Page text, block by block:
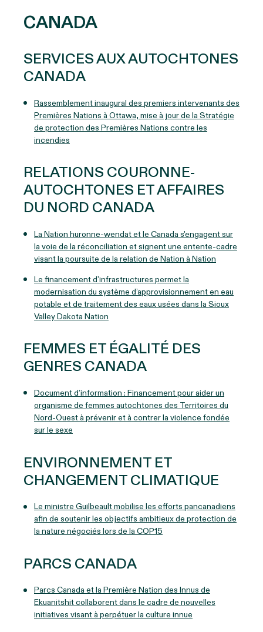
CANADA
SERVICES AUX AUTOCHTONES
CANADA
Rassemblement inaugural des premiers intervenants des
Premières Nations à Ottawa, mise à jour de la Stratégie
de protection des Premières Nations contre les
incendies
RELATIONS COURONNE-
AUTOCHTONES ET AFFAIRES
DU NORD CANADA
La Nation huronne-wendat et le Canada s'engagent sur
la voie de la réconciliation et signent une entente-cadre
visant la poursuite de la relation de Nation à Nation
Le financement d’infrastructures permet la
modernisation du système d’approvisionnement en eau
potable et de traitement des eaux usées dans la Sioux
Valley Dakota Nation
FEMMES ET ÉGALITÉ DES
GENRES CANADA
Document d’information : Financement pour aider un
organisme de femmes autochtones des Territoires du
Nord-Ouest à prévenir et à contrer la violence fondée
sur le sexe
ENVIRONNEMENT ET
CHANGEMENT CLIMATIQUE
Le ministre Guilbeault mobilise les efforts pancanadiens
afin de soutenir les objectifs ambitieux de protection de
la nature négociés lors de la COP15
PARCS CANADA
Parcs Canada et la Première Nation des Innus de
Ekuanitshit collaborent dans le cadre de nouvelles
initiatives visant à perpétuer la culture innue